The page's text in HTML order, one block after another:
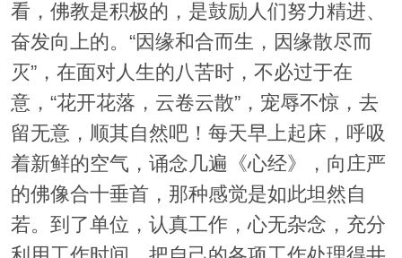
看，佛教是积极的，是鼓励人们努力精进、
奋发向上的。“因缘和合而生，因缘散尽而
灭”，在面对人生的八苦时，不必过于在
意，“花开花落，云卷云散”，宠辱不惊，去
留无意，顺其自然吧！每天早上起床，呼吸
着新鲜的空气，诵念几遍《心经》，向庄严
的佛像合十垂首，那种感觉是如此坦然自
若。到了单位，认真工作，心无杂念，充分